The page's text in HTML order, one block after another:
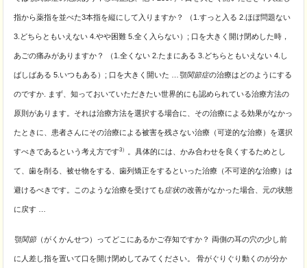
指から薬指を並べた3本指を縦にして入りますか？ （1.すっと入る 2.ほぼ問題ない
3.どちらともいえない 4.やや困難 5.全く入らない）; 口を大きく開け閉めした時，
あごの痛みがありますか？ （1.全くない 2.たまにある 3.どちらともいえない 4.し
ばしばある 5.いつもある）; 口を大きく開いた … 顎関節症の治療はどのようにする
のですか. まず、知っておいていただきたい世界的にも認められている治療方法の
原則があります。それは治療方法を選択する場合に、その治療による効果がなかっ
たときに、患者さんにその治療による被害を残さない治療（可逆的な治療）を選択
すべきであるという考え方です3） 。具体的には、かみ合わせを良くするためとし
て、歯を削る、被せ物をする、歯列矯正をするといった治療（不可逆的な治療）は
避けるべきです。このような治療を受けても症状の改善がなかった場合、元の状態
に戻す …
顎関節（がくかんせつ）ってどこにあるかご存知ですか？ 両側の耳の穴の少し前
に人差し指を置いて口を開け閉めしてみてください。 骨がぐりぐり動くのが分か